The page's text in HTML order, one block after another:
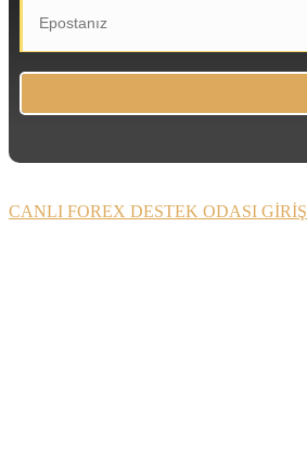
CANLI FOREX DESTEK ODASI GİRİŞ